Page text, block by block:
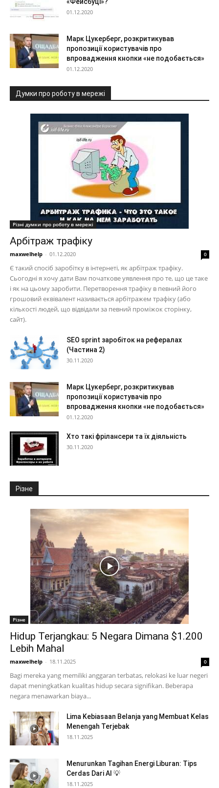
01.12.2020
Марк Цукерберг, розкритикував
пропозиції користувачів про
впровадження кнопки «не подобається»
01.12.2020
Думки про роботу в мережі
Різні думки про роботу в мережі
Арбітраж трафіку
maxwelhelp - 01.12.2020 0
Є такий спосіб заробітку в інтернеті, як арбітраж трафіку.
Сьогодні я хочу дати Вам початкове уявлення про те, що це таке
і як на цьому заробити. Перетворення трафіку в певний його
грошовий еквівалент називається арбітражем трафіку (або
кількості людей, що відвідали за певний проміжок сторінку,
сайт).
SEO sprint заробіток на рефералах
(Частина 2)
30.11.2020
Марк Цукерберг, розкритикував
пропозиції користувачів про
впровадження кнопки «не подобається»
01.12.2020
Хто такі фрілансери та їх діяльність
30.11.2020
Різне
Різне
Hidup Terjangkau: 5 Negara Dimana $1.200
Lebih Mahal
maxwelhelp - 18.11.2025 0
Bagi mereka yang memiliki anggaran terbatas, relokasi ke luar negeri
dapat meningkatkan kualitas hidup secara signifikan. Beberapa
negara menawarkan biaya...
Lima Kebiasaan Belanja yang Membuat Kelas
Menengah Terjebak
18.11.2025
Menurunkan Tagihan Energi Liburan: Tips
Cerdas Dari AI 💡
18.11.2025